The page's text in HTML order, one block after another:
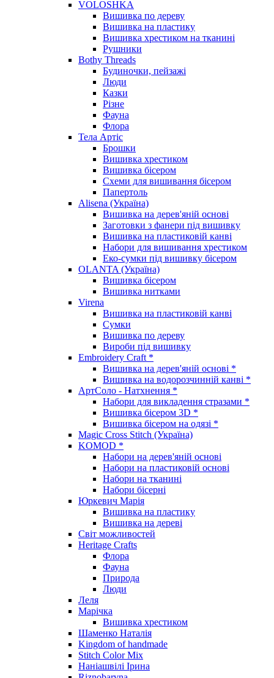
VOLOSHKA
Вишивка по дереву
Вишивка на пластику
Вишивка хрестиком на тканині
Рушники
Bothy Threads
Будиночки, пейзажі
Люди
Казки
Різне
Фауна
Флора
Тела Артіс
Брошки
Вишивка хрестиком
Вишивка бісером
Схеми для вишивання бісером
Папертоль
Alisena (Україна)
Вишивка на дерев'яній основі
Заготовки з фанери під вишивку
Вишивка на пластиковій канві
Набори для вишивання хрестиком
Еко-сумки під вишивку бісером
OLANTA (Україна)
Вишивка бісером
Вишивка нитками
Virena
Вишивка на пластиковій канві
Сумки
Вишивка по дереву
Вироби під вишивку
Embroidery Craft *
Вишивка на дерев'яній основі *
Вишивка на водорозчинній канві *
АртСоло - Натхнення *
Набори для викладення стразами *
Вишивка бісером 3D *
Вишивка бісером на одязі *
Magic Cross Stitch (Україна)
KOMOD *
Набори на дерев'яній основі
Набори на пластиковій основі
Набори на тканині
Набори бісерні
Юркевич Марія
Вишивка на пластику
Вишивка на дереві
Світ можливостей
Heritage Crafts
Флора
Фауна
Природа
Люди
Леля
Марічка
Вишивка хрестиком
Шаменко Наталія
Kingdom of handmade
Stitch Color Mix
Наніашвілі Ірина